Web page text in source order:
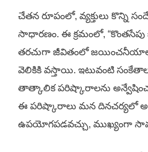
చేతన రూపంలో, వ్యక్తులు కొన్ని
సాధారణం. ఈ క్రమంలో, “కొంతసేపు
తరచుగా జీవితంలో
వెలికికి వస్తాయి. ఇటువంటి
తాత్కాలిక పరిష్కారాలను
ఈ పరిష్కారాలు మన దినచర్యలో
ఉపయోగపడవచ్చు, ముఖ్యంగా